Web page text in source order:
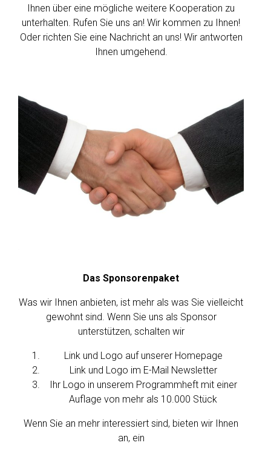
Ihnen über eine mögliche weitere Kooperation zu
unterhalten. Rufen Sie uns an! Wir kommen zu Ihnen!
Oder richten Sie eine Nachricht an uns! Wir antworten
Ihnen umgehend.
Das Sponsorenpaket
Was wir Ihnen anbieten, ist mehr als was Sie vielleicht
gewohnt sind. Wenn Sie uns als Sponsor
unterstützen, schalten wir
Link und Logo auf unserer Homepage
Link und Logo im E-Mail Newsletter
Ihr Logo in unserem Programmheft mit einer
Auflage von mehr als 10.000 Stück
Wenn Sie an mehr interessiert sind, bieten wir Ihnen
an, ein